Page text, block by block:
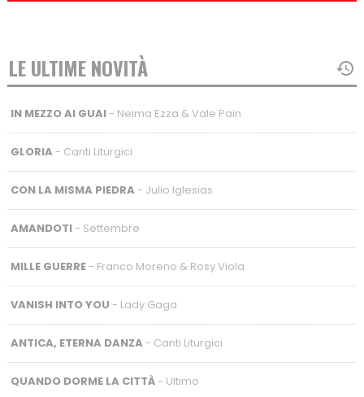
LE ULTIME NOVITÀ
IN MEZZO AI GUAI- Neima Ezza & Vale Pain
GLORIA - Canti Liturgici
CON LA MISMA PIEDRA - Julio Iglesias
AMANDOTI- Settembre
MILLE GUERRE- Franco Moreno & Rosy Viola
VANISH INTO YOU - Lady Gaga
ANTICA, ETERNA DANZA - Canti Liturgici
QUANDO DORME LA CITTÀ- Ultimo